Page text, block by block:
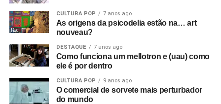
CULTURA POP 7 anos ago
As origens da psicodelia estão na… art
nouveau?
DESTAQUE 7 anos ago
Como funciona um mellotron e (uau) como
ele é por dentro
CULTURA POP 9 anos ago
O comercial de sorvete mais perturbador
do mundo